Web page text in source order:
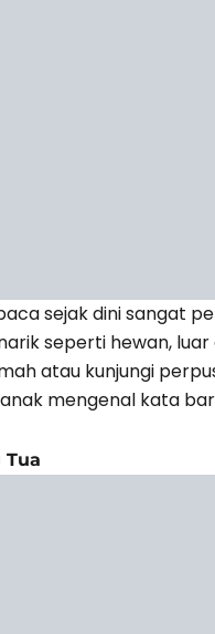
sejak dini sangat
seperti hewan, luar
atau kunjungi
mengenal kata
Tua